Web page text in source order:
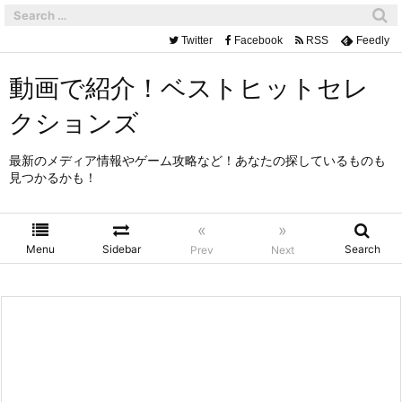
動画で紹介！ベストヒットセレ
クションズ
最新のメディア情報やゲーム攻略など！あなたの探しているものも
見つかるかも！
Menu Sidebar
«
Prev
»
Next Search
Twitter Facebook RSS Feedly